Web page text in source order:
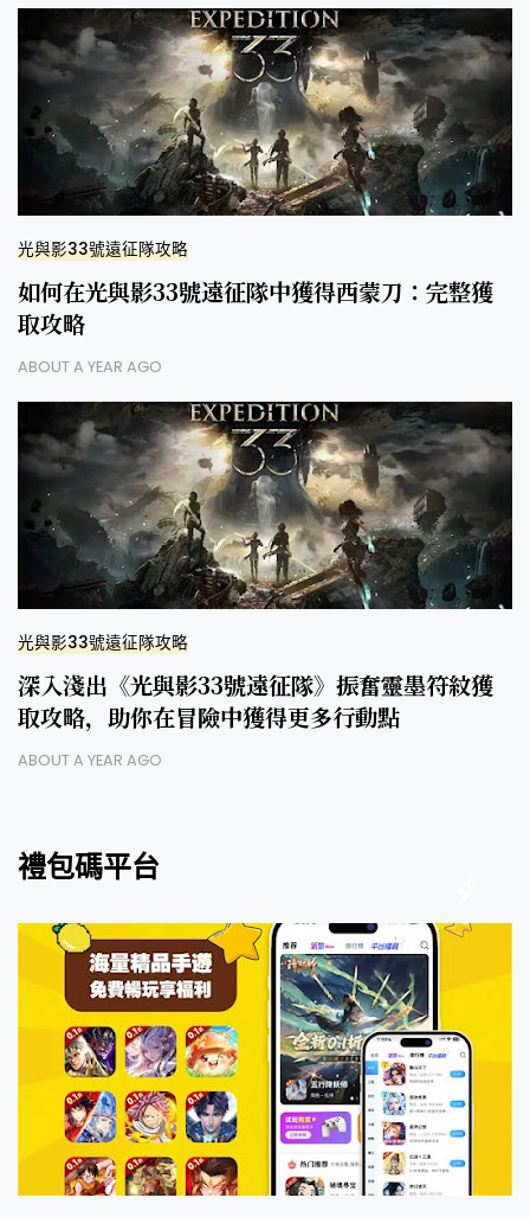
光與影33號遠征隊攻略
如何在光與影33號遠征隊中獲得西蒙刀：完整獲
取攻略
ABOUT A YEAR AGO
光與影33號遠征隊攻略
深入淺出《光與影33號遠征隊》振奮靈墨符紋獲
取攻略，助你在冒險中獲得更多行動點
ABOUT A YEAR AGO
禮包碼平台